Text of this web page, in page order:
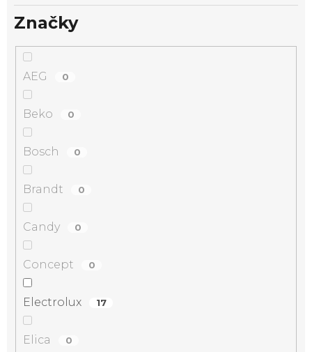
Značky
AEG 0
Beko 0
Bosch 0
Brandt 0
Candy 0
Concept 0
Electrolux 17
Elica 0